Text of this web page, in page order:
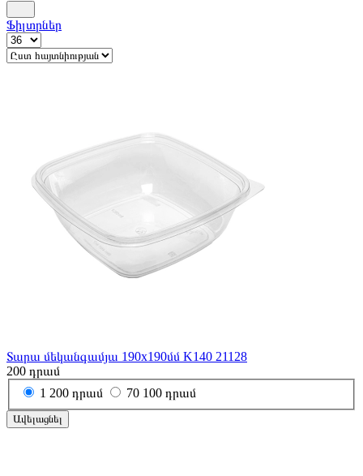
Ֆիլտրներ
Տարա մեկանգամյա 190x190մմ K140 21128
200 դրամ
1 200 դրամ 70 100 դրամ
Ավելացնել